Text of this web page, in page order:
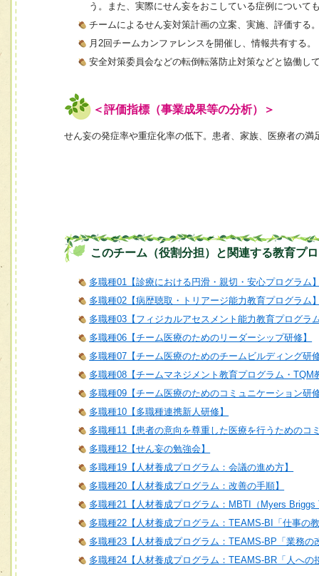
う。また、実際にせん妄をおこしている症例について
チームによるせん妄対策計画の立案、実施、評価する
月2回チームカンファレンスを開催し、情報共有する。
安全対策委員会などの転倒転落防止対策などと協働し
＜評価指標（事業成果等の分析）＞
せん妄の発症率や重症化率の低下。患者、家族、医療者の満
このチーム（役割分担）と関連する教育プ
多職種01【診療における円滑・親切・安心プログラム
多職種02【病歴聴取・トリアージ能力教育プログラム
多職種03【フィジカルアセスメント能力教育プログラ
多職種06【チーム医療のためのリーダーシップ研修】
多職種07【チーム医療のためのチームビルディング研
多職種08【チームマネジメント教育プログラム・TQM
多職種09【チーム医療のためのコミュニケーション研
多職種10【多職種連携新人研修】
多職種11【患者の意向を尊重した医療を行うためのコ
多職種12【せん妄の勉強会】
多職種19【人材養成プログラム：会議の進め方】
多職種20【人材養成プログラム：改善の手順】
多職種21【人材養成プログラム：MBTI（Myers
多職種22【人材養成プログラム：TEAMS-BI「仕事の
多職種23【人材養成プログラム：TEAMS-BP「業務の
多職種24【人材養成プログラム：TEAMS-BR「人への